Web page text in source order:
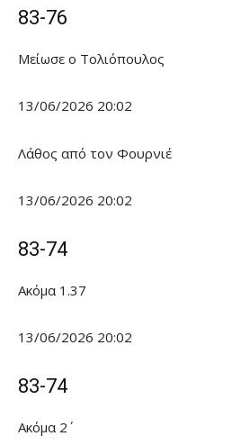
83-76
Μείωσε ο Τολιόπουλος
13/06/2026 20:02
Λάθος από τον Φουρνιέ
13/06/2026 20:02
83-74
Ακόμα 1.37
13/06/2026 20:02
83-74
Ακόμα 2΄